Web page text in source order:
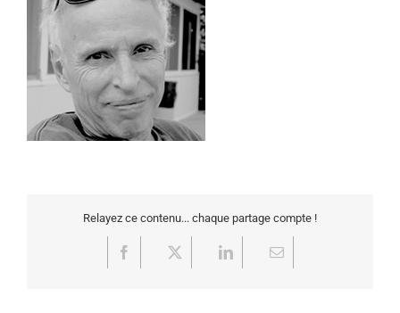
Relayez ce contenu... chaque partage compte !
Facebook LinkedInEmail